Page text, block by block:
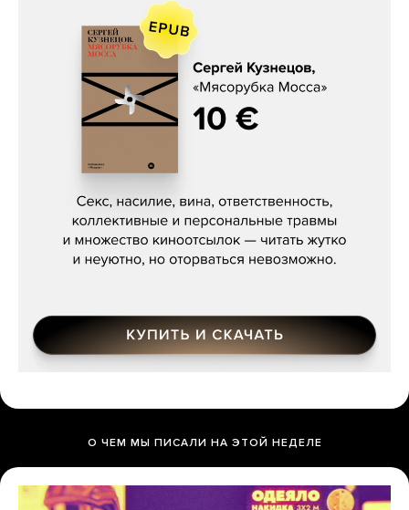
Сергей Кузнецов, «Мясорубка
О ЧЕМ МЫ ПИСАЛИ НА ЭТОЙ НЕДЕЛЕ